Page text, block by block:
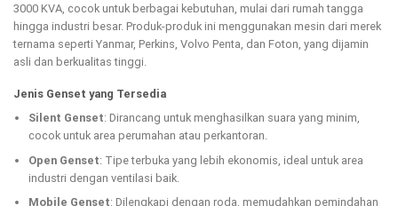
3000 KVA, cocok untuk berbagai kebutuhan, mulai dari rumah tangga
hingga industri besar. Produk-produk ini menggunakan mesin dari merek
ternama seperti Yanmar, Perkins, Volvo Penta, dan Foton, yang dijamin
asli dan berkualitas tinggi.
Jenis Genset yang Tersedia
Silent Genset: Dirancang untuk menghasilkan suara yang minim,
cocok untuk area perumahan atau perkantoran.
Open Genset: Tipe terbuka yang lebih ekonomis, ideal untuk area
industri dengan ventilasi baik.
Mobile Genset: Dilengkapi dengan roda, memudahkan pemindahan